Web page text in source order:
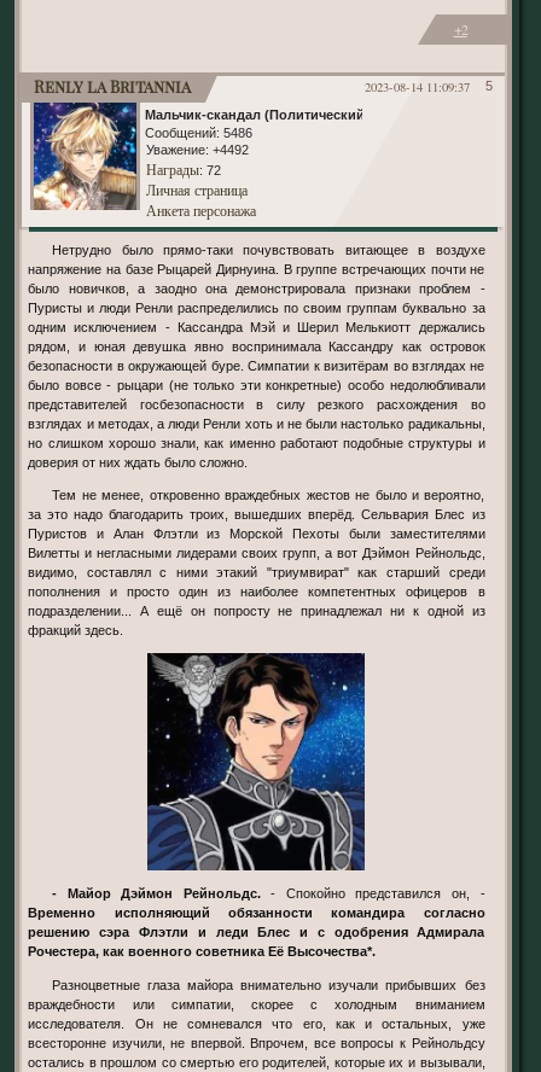
+2
5
2023-08-14 11:09:37
Renly la Britannia
Мальчик-скандал (Политический)
Сообщений: 5486
Уважение: +4492
Награды: 72
Личная страница
Анкета персонажа
Нетрудно было прямо-таки почувствовать витающее в воздухе
напряжение на базе Рыцарей Дирнуина. В группе встречающих почти не
было новичков, а заодно она демонстрировала признаки проблем -
Пуристы и люди Ренли распределились по своим группам буквально за
одним исключением - Кассандра Мэй и Шерил Мелькиотт держались
рядом, и юная девушка явно воспринимала Кассандру как островок
безопасности в окружающей буре. Симпатии к визитёрам во взглядах не
было вовсе - рыцари (не только эти конкретные) особо недолюбливали
представителей госбезопасности в силу резкого расхождения во
взглядах и методах, а люди Ренли хоть и не были настолько радикальны,
но слишком хорошо знали, как именно работают подобные структуры и
доверия от них ждать было сложно.
Тем не менее, откровенно враждебных жестов не было и вероятно,
за это надо благодарить троих, вышедших вперёд. Сельвария Блес из
Пуристов и Алан Флэтли из Морской Пехоты были заместителями
Вилетты и негласными лидерами своих групп, а вот Дэймон Рейнольдс,
видимо, составлял с ними этакий "триумвират" как старший среди
пополнения и просто один из наиболее компетентных офицеров в
подразделении... А ещё он попросту не принадлежал ни к одной из
фракций здесь.
- Майор Дэймон Рейнольдс.- Спокойно представился он, -
Временно исполняющий обязанности командира согласно
решению сэра Флэтли и леди Блес и с одобрения Адмирала
Рочестера, как военного советника Её Высочества*.
Разноцветные глаза майора внимательно изучали прибывших без
враждебности или симпатии, скорее с холодным вниманием
исследователя. Он не сомневался что его, как и остальных, уже
всесторонне изучили, не впервой. Впрочем, все вопросы к Рейнольдсу
остались в прошлом со смертью его родителей, которые их и вызывали,